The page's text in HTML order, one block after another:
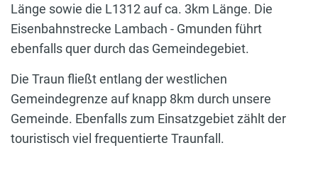
Länge sowie die L1312 auf ca. 3km Länge. Die
Eisenbahnstrecke Lambach - Gmunden führt
ebenfalls quer durch das Gemeindegebiet.
Die Traun fließt entlang der westlichen
Gemeindegrenze auf knapp 8km durch unsere
Gemeinde. Ebenfalls zum Einsatzgebiet zählt der
touristisch viel frequentierte Traunfall.